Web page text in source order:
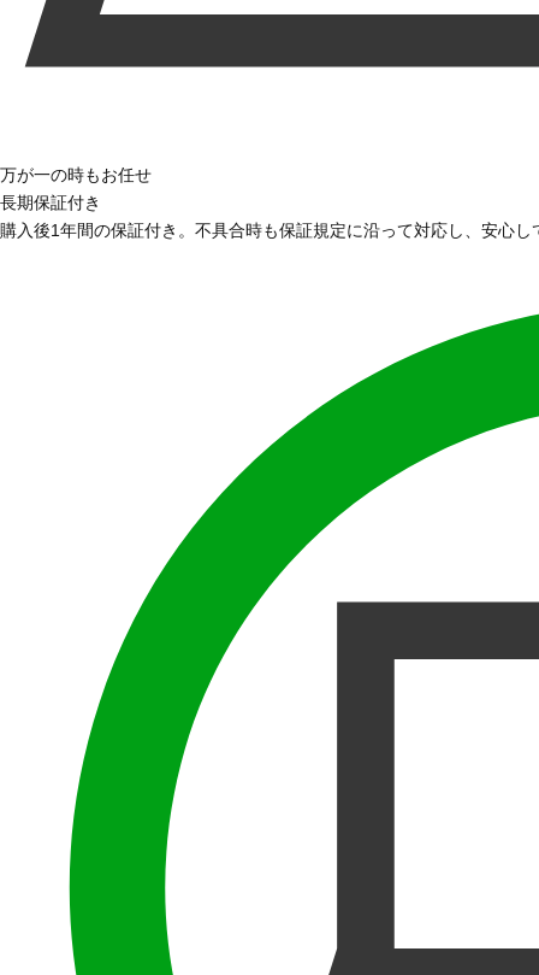
万が一の時もお任せ
長期保証付き
購入後1年間の保証付き。不具合時も保証規定に沿って対応し、安心